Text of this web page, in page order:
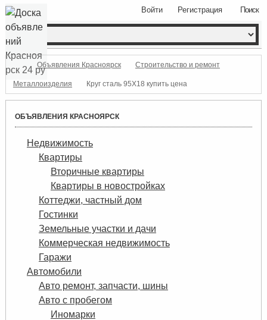
Поиск
Войти Регистрация
Объявления Красноярск Строительство и ремонт
Металлоизделия Круг сталь 95Х18 купить цена
ОБЪЯВЛЕНИЯ КРАСНОЯРСК
Недвижимость
Квартиры
Вторичные квартиры
Квартиры в новостройках
Коттеджи, частный дом
Гостинки
Земельные участки и дачи
Коммерческая недвижимость
Гаражи
Автомобили
Авто ремонт, запчасти, шины
Авто с пробегом
Иномарки